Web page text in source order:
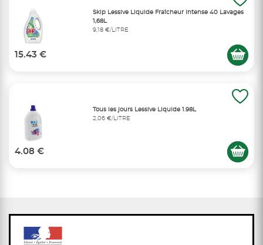
Skip Lessive Liquide Fraîcheur Intense 40 Lavages
1,68L
9,18 €/LITRE
15.43 €
Tous les jours Lessive Liquide 1.98L
2,06 €/LITRE
4.08 €